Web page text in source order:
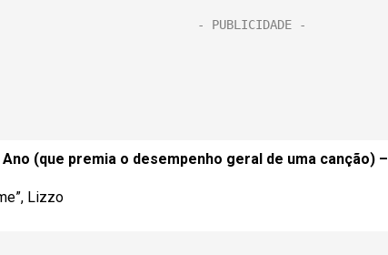
(que premia o desempenho geral de uma canção) –
Lizzo